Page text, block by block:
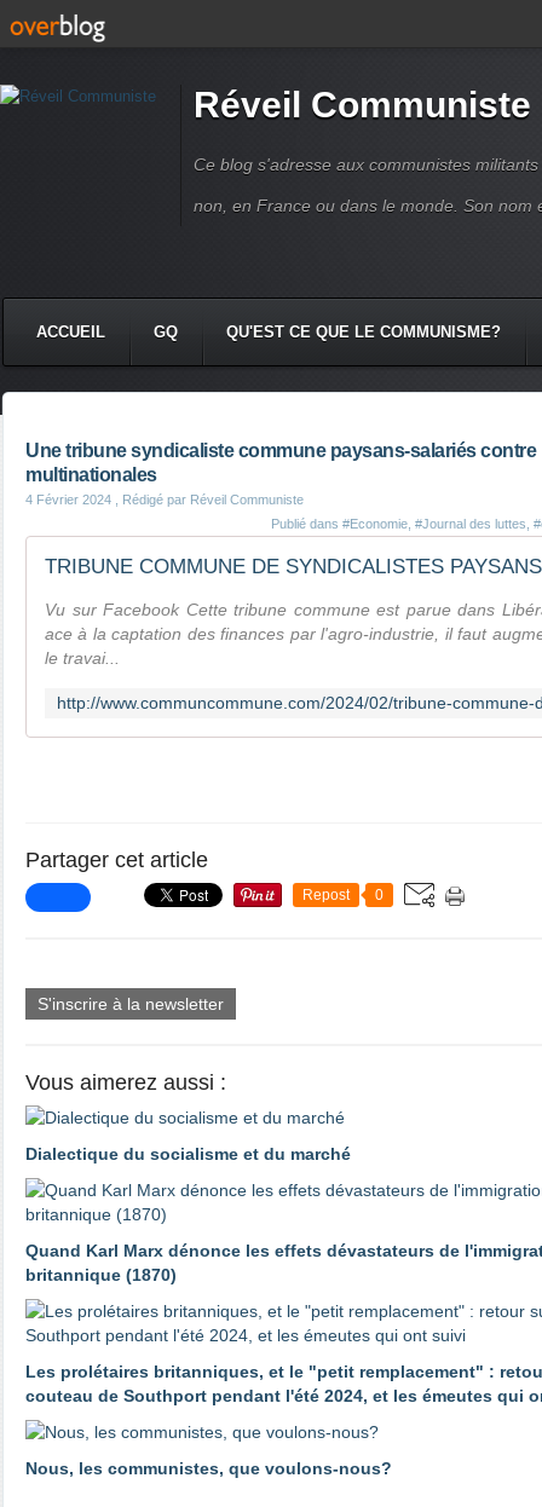
Réveil Communiste
Ce blog s'adresse aux communistes
non, en France ou dans le monde. Son nom
ACCUEIL GQ QU'EST CE QUE LE COMMUNISME?
Une tribune syndicaliste commune paysans-salariés contre
multinationales
4 Février 2024 , Rédigé par Réveil Communiste
Publié dans #Economie #Journal des luttes
Vu sur Facebook Cette tribune commune est parue dans
ace à la captation des finances par l'agro-industrie, il faut
le travai...
Partager cet article
Repost 0
S'inscrire à la newsletter
Vous aimerez aussi :
Dialectique du socialisme et du marché
Quand Karl Marx dénonce les effets dévastateurs de
britannique (1870)
Les prolétaires britanniques, et le "petit remplacement" :
couteau de Southport pendant l'été 2024, et les émeutes qui
Nous, les communistes, que voulons-nous?